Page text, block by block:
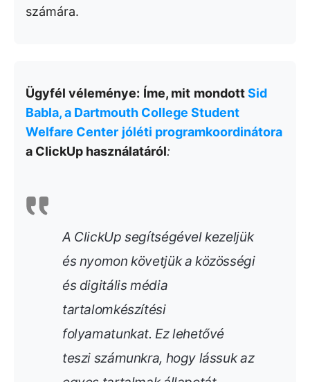
számára.
Ügyfél véleménye: Íme, mit mondottSid
Babla, a Dartmouth College Student
Welfare Center jóléti programkoordinátora
a ClickUp használatáról:
A ClickUp segítségével kezeljük
és nyomon követjük a közösségi
és digitális média
tartalomkészítési
folyamatunkat. Ez lehetővé
teszi számunkra, hogy lássuk az